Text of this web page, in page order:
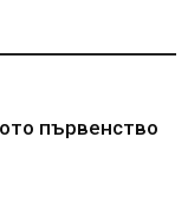
първенство